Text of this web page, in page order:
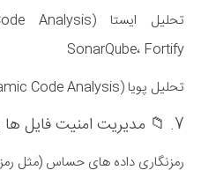
SonarQube، Fortify
تحلیل پویا (Dynamic Code Analysis)
7. 📁 مدیریت امنیت فایل ها و داده ها
رمزنگاری داده های حساس (مثل